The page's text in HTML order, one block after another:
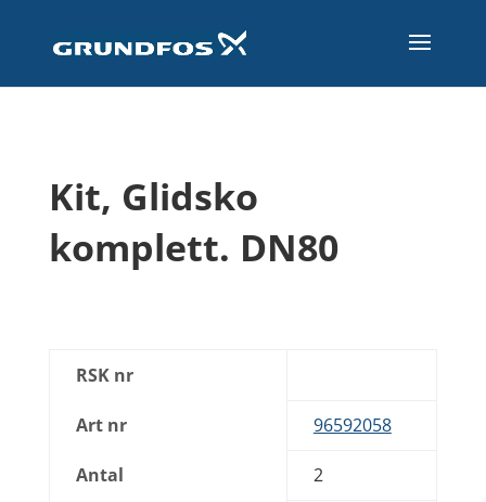
Kit, Glidsko
komplett. DN80
RSK nr
Art nr 96592058
Antal 2